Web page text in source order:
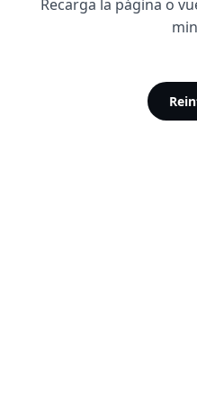
Recarga la página o